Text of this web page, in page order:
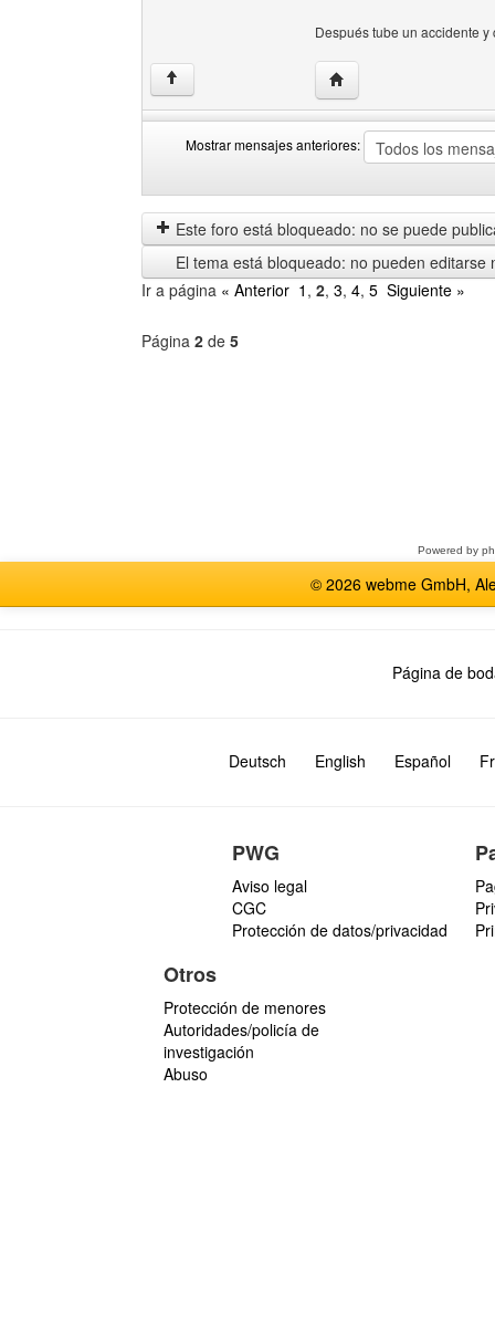
Después tube un accidente
↑ Visitar sitio web del
Mostrar mensajes anteriores:
mensajes
anteriores
by
Este foro está bloqueado: no se puede
El tema está bloqueado: no pueden editarse
Ir a página « Anterior 1 , 2, 3, 4, 5 Siguiente »
Página 2 de 5
Powered by
© 2026 webme GmbH,
Página de
Deutsch English Español
PWG
Aviso legal
CGC
Protección de datos/privacidad
Otros
Protección de menores
Autoridades/policía de
investigación
Abuso